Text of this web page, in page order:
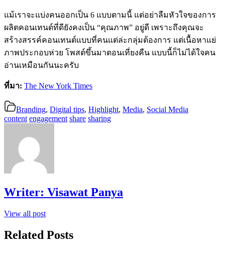
แม้เราจะแบ่งคนออกเป็น 6 แบบตามนี้ แต่อย่าลืมหัวใจของการ
ผลิตคอนเทนต์ที่ดียังคงเป็น “คุณภาพ” อยู่ดี เพราะถึงคุณจะ
สร้างสรรค์คอนเทนต์แบบที่คนแต่ล่ะกลุ่มต้องการ แต่เนื้อหาแย่
ภาพประกอบห่วย โพสต์ขึ้นมาตอนเที่ยงคืน แบบนี้ก็ไม่ได้ใจคน
อ่านเหมือนกันนะครับ
ที่มา: The New York Times
Branding, Digital tips, Highlight, Media, Social Media
content engagement share sharing
Writer: Visawat Panya
View all post
Related Posts